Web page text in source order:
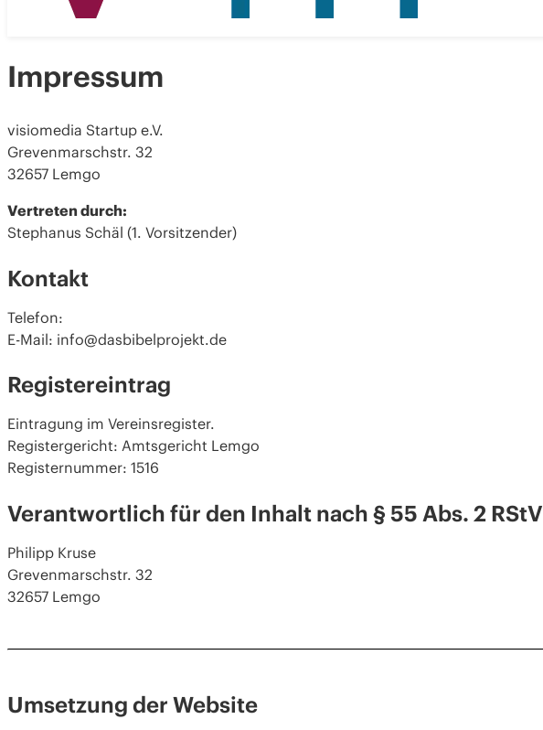
Impressum
visiomedia Startup e.V.
Grevenmarschstr. 32
32657 Lemgo
Vertreten durch:
Stephanus Schäl (1. Vorsitzender)
Kontakt
Telefon:
E-Mail: info@dasbibelprojekt.de
Registereintrag
Eintragung im Vereinsregister.
Registergericht: Amtsgericht Lemgo
Registernummer: 1516
Verantwortlich für den Inhalt nach § 55 Abs. 2 RStV
Philipp Kruse
Grevenmarschstr. 32
32657 Lemgo
Umsetzung der Website